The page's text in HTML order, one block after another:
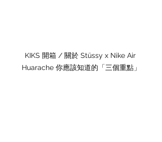
KIKS 開箱 / 關於 Stüssy x Nike Air
Huarache 你應該知道的「三個重點」